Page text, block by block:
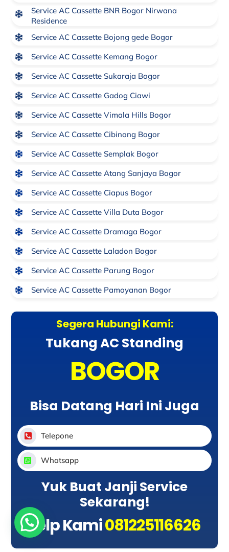
Service AC Cassette BNR Bogor Nirwana
Residence
Service AC Cassette Bojong gede Bogor
Service AC Cassette Kemang Bogor
Service AC Cassette Sukaraja Bogor
Service AC Cassette Gadog Ciawi
Service AC Cassette Vimala Hills Bogor
Service AC Cassette Cibinong Bogor
Service AC Cassette Semplak Bogor
Service AC Cassette Atang Sanjaya Bogor
Service AC Cassette Ciapus Bogor
Service AC Cassette Villa Duta Bogor
Service AC Cassette Dramaga Bogor
Service AC Cassette Laladon Bogor
Service AC Cassette Parung Bogor
Service AC Cassette Pamoyanan Bogor
Segera Hubungi Kami:
Tukang AC Standing
BOGOR
Bisa Datang Hari Ini Juga
Telepone
Whatsapp
Yuk Buat Janji Service
Sekarang!
Telp Kami081225116626
Butuh Bantuan? Klik disini